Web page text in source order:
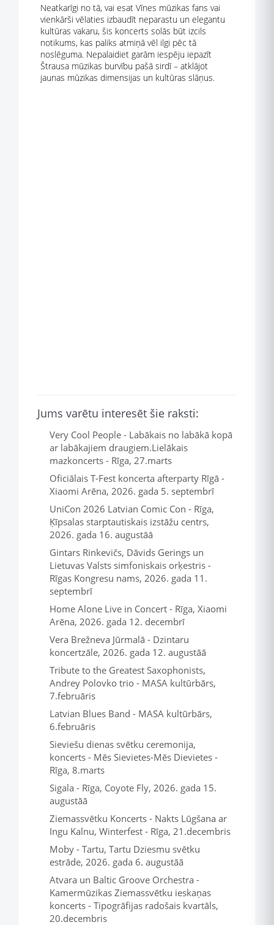
Neatkarīgi no tā, vai esat Vīnes mūzikas fans vai
vienkārši vēlaties izbaudīt neparastu un elegantu
kultūras vakaru, šis koncerts solās būt izcils
notikums, kas paliks atmiņā vēl ilgi pēc tā
noslēguma. Nepalaidiet garām iespēju iepazīt
Štrausa mūzikas burvību pašā sirdī – atklājot
jaunas mūzikas dimensijas un kultūras slāņus.
Jums varētu interesēt šie raksti:
Very Cool People - Labākais no labākā kopā
ar labākajiem draugiem.Lielākais
mazkoncerts - Rīga, 27.marts
Oficiālais T-Fest koncerta afterparty Rīgā -
Xiaomi Arēna, 2026. gada 5. septembrī
UniCon 2026 Latvian Comic Con - Rīga,
Ķīpsalas starptautiskais izstāžu centrs,
2026. gada 16. augustāā
Gintars Rinkevičs, Dāvids Gerings un
Lietuvas Valsts simfoniskais orķestris -
Rīgas Kongresu nams, 2026. gada 11.
septembrī
Home Alone Live in Concert - Rīga, Xiaomi
Arēna, 2026. gada 12. decembrī
Vera Brežneva Jūrmalā - Dzintaru
koncertzāle, 2026. gada 12. augustāā
Tribute to the Greatest Saxophonists,
Andrey Polovko trio - MASA kultūrbārs,
7.februāris
Latvian Blues Band - MASA kultūrbārs,
6.februāris
Sieviešu dienas svētku ceremonija,
koncerts - Mēs Sievietes-Mēs Dievietes -
Rīga, 8.marts
Sigala - Rīga, Coyote Fly, 2026. gada 15.
augustāā
Ziemassvētku Koncerts - Nakts Lūgšana ar
Ingu Kalnu, Winterfest - Rīga, 21.decembris
Moby - Tartu, Tartu Dziesmu svētku
estrāde, 2026. gada 6. augustāā
Atvara un Baltic Groove Orchestra -
Kamermūzikas Ziemassvētku ieskaņas
koncerts - Tipogrāfijas radošais kvartāls,
20.decembris